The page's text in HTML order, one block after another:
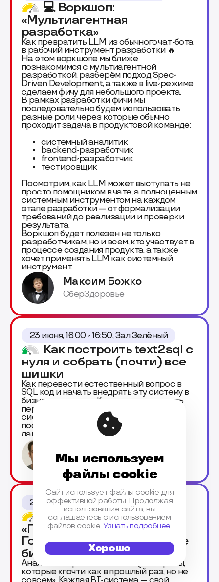
💻 Воркшоп:
«Мультиагентная
разработка»
Как превратить LLM из обычного чат-бота
в рабочий инструмент разработки 🔥
На этом воркшопе мы ближе
познакомимся с мультиагентной
разработкой, разберём подход Spec-
Driven Development, а также в live-режиме
сделаем фичу для небольшого проекта.
В рамках разработки фичи мы
последовательно будем использовать
разные роли, через которые обычно
проходит задача в продуктовой команде:
системный аналитик
backend-разработчик
frontend-разработчик
тестировщик
Посмотрим, как LLM может выступать не
просто помощником в чате, а полноценным
системным инструментом на каждом
этапе разработки — от формализации
требований до реализации и проверки
результата.
Воркшоп будет полезен не только
разработчикам, но и всем, кто участвует в
процессе создания продукта, а также
хочет применять LLM как системный
инструмент.
Максим Божко
СберЗдоровье
23 июня, 16:00 - 16:50, Зал Зелёный
Как построить text2sql с
нуля и собрать (почти) все
шишки
Как перевести естественный вопрос в
SQL код и начать внедрять эту систему в
бизнес процессы. Как с нуля построить
персонализированную агентскую
систему для общения с базами данных,
построением графиков по запросу и
лаконичными выводами.
Альфа-Банк
23 июня, 17:10 - 19:10, Зал Красный
💻 Воркшоп:
«Построение AI-агента:
Говори с данными на языке
бизнеса»
Аналитики тратят часы на SQL-запросы,
которые «почти как в прошлый раз, но не
Мы используем
файлы cookie
Сайт использует файлы cookie для
эффективной работы. Продолжая
использование сайта, вы
соглашаетесь с использованием
файлов cookie.Узнать подробнее.
Хорошо